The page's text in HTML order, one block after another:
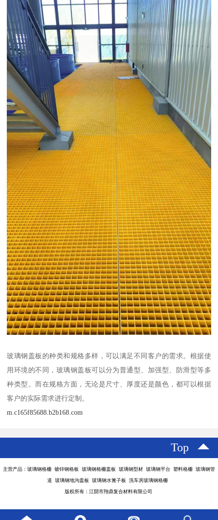
玻璃钢盖板的种类和规格多样，可以满足不同客户的需求。根据使
用环境的不同，玻璃钢盖板可以分为普通型、加强型、防滑型等多
种类型。而在规格方面，无论是尺寸、厚度还是颜色，都可以根据
客户的实际需求进行定制。
m.c165f85688.b2b168.com
Top
主营产品：玻璃钢格栅 镀锌钢格板 玻璃钢格栅盖板 玻璃钢型材 玻璃钢平台 塑料格栅 玻璃钢管
道 玻璃钢地沟盖板 玻璃钢水篦子板 洗车房玻璃钢格栅
版权所有：江阴市翔鼎复合材料有限公司